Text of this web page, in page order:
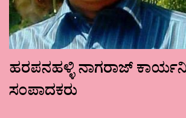
ಹರಪನಹಳ್ಳಿ ನಾಗರಾಜ್
ಸಂಪಾದಕರು